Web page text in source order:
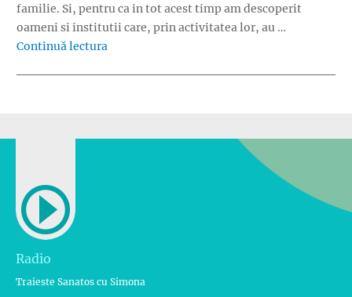
familie. Si, pentru ca in tot acest timp am descoperit
oameni si institutii care, prin activitatea lor, au …
Continuă lectura
Radio
Traieste Sanatos cu Simona